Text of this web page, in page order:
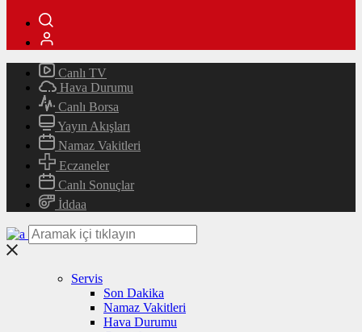
Canlı TV
Hava Durumu
Canlı Borsa
Yayın Akışları
Namaz Vakitleri
Eczaneler
Canlı Sonuçlar
İddaa
Servis
Son Dakika
Namaz Vakitleri
Hava Durumu